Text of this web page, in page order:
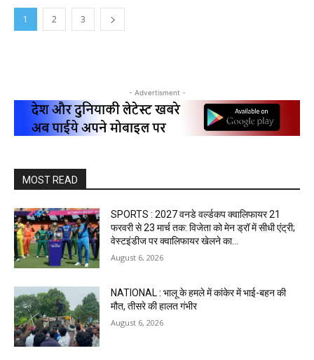
1 2 3
- Advertisment -
MOST READ
SPORTS : 2027 वनडे वर्ल्डकप क्वालिफायर 21
फरवरी से 23 मार्च तक: विजेता को मेन ड्रॉ में सीधी एंट्री;
वेस्टइंडीज पर क्वालिफायर खेलने का...
August 6, 2026
NATIONAL : भालू के हमले में कांकेर में भाई-बहन की
मौत, तीसरे की हालत गंभीर
August 6, 2026